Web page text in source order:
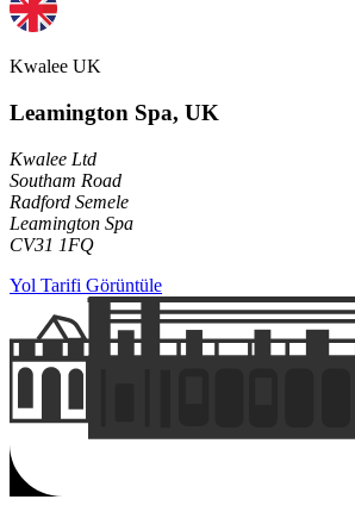
Kwalee UK
Leamington Spa, UK
Kwalee Ltd
Southam Road
Radford Semele
Leamington Spa
CV31 1FQ
Yol Tarifi Görüntüle